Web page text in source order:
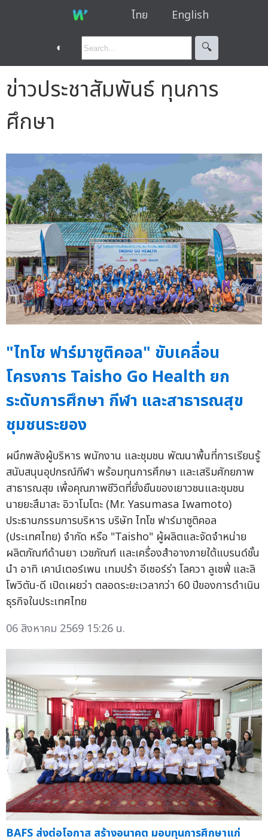
ไทย English
◐ 🔍︎
ข่าวประชาสัมพันธ์ ทุนการ
ศึกษา
"ไทโช ฟาร์มาซูติคอล" ขับเคลื่อน
โครงการ Taisho Go Health ยก
ระดับการศึกษา กีฬา และสาธารณสุข
ชุมชนระยอง
ผนึกพลังผู้บริหาร พนักงาน และชุมชน พัฒนาพื้นที่การเรียนรู้
สนับสนุนอุปกรณ์กีฬา พร้อมทุนการศึกษา และเสริมศักยภาพ
สาธารณสุข เพื่อคุณภาพชีวิตที่ยั่งยืนของเยาวชนและชุมชน
นายยะสึมาสะ อิวาโมโตะ (Mr. Yasumasa Iwamoto)
ประธานกรรมการบริหาร บริษัท ไทโช ฟาร์มาซูติคอล
(ประเทศไทย) จำกัด หรือ "Taisho" ผู้ผลิตและจัดจำหน่าย
ผลิตภัณฑ์ด้านยา เวชภัณฑ์ และเครื่องสำอางภายใต้แบรนด์ชั้น
นำ อาทิ เคาน์เตอร์เพน เทมปร้า อีเซอร์ร่า โลควา ลูเซฟี่ และลิ
โพวิตัน-ดี เปิดเผยว่า ตลอดระยะเวลากว่า 60 ปีของการดำเนิน
ธุรกิจในประเทศไทย
06 สิงหาคม 2569 15:26 น.
BAFS ส่งต่อโอกาส สร้างอนาคต มอบทุนการศึกษาแก่